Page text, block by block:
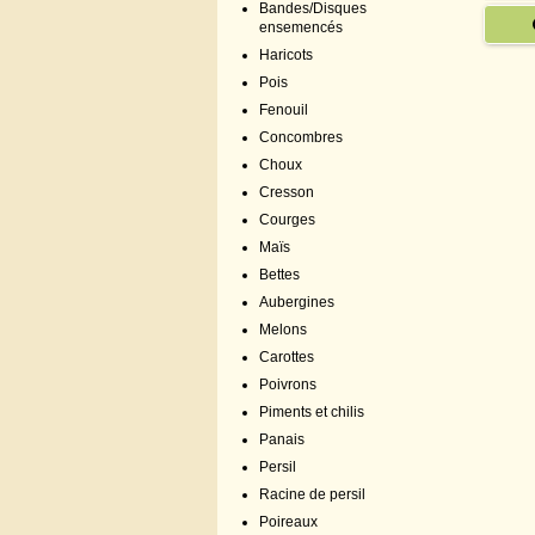
Bandes/Disques
ensemencés
Haricots
Pois
Fenouil
Concombres
Choux
Cresson
Courges
Maïs
Bettes
Aubergines
Melons
Carottes
Poivrons
Piments et chilis
Panais
Persil
Racine de persil
Poireaux